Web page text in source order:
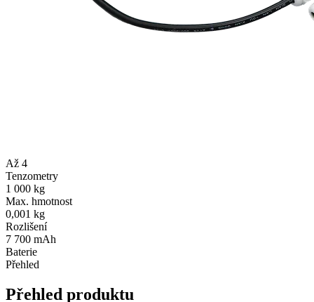
Až 4
Tenzometry
1 000 kg
Max. hmotnost
0,001 kg
Rozlišení
7 700 mAh
Baterie
Přehled
Přehled produktu